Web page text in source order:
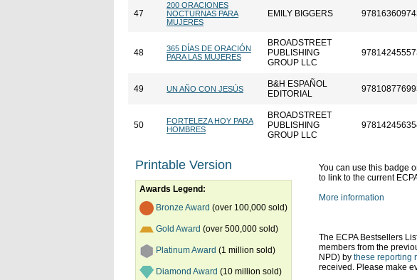
47
200 ORACIONES
NOCTURNAS PARA
MUJERES
EMILY BIGGERS
48
365 DÍAS DE ORACIÓN
PARA LAS MUJERES
BROADSTREET
PUBLISHING
GROUP LLC
49 UN AÑO CON JESÚS
B&H ESPAÑOL
EDITORIAL
50
FORTELEZA HOY PARA
HOMBRES
BROADSTREET
PUBLISHING
GROUP LLC
Printable Version
Awards Legend:
Bronze Award (over 100,000 sold)
Gold Award (over 500,000 sold)
Platinum Award (1 million sold)
Diamond Award (10 million sold)
You can use this badge
to link to the current
More information
The ECPA Bestsellers
members from the
NPD) by these reporting
received. Please make